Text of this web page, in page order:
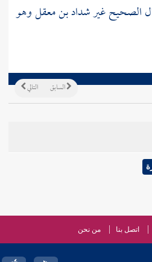
الصحيح غيرشداد بن معقلوهو
التالي السابق
اتصل بنا من نحن